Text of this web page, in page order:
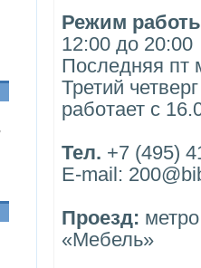
Режим
12:00 до 20:00
Последняя пт
Третий
работает с
Тел. +7 (495)
E-mail:
Проезд:
«Мебель»